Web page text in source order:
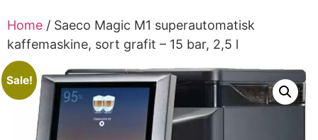
Home / Saeco Magic M1 superautomatisk
kaffemaskine, sort grafit – 15 bar, 2,5 l
Sale!